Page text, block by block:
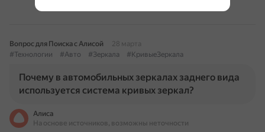
Вопрос для Поиска с Алисой
28 марта
#Технологии
#Авто #Зеркала #КривыеЗеркала
Почему в автомобильных зеркалах заднего вида
используется система кривых зеркал?
Алиса
На основе источников, возможны неточности